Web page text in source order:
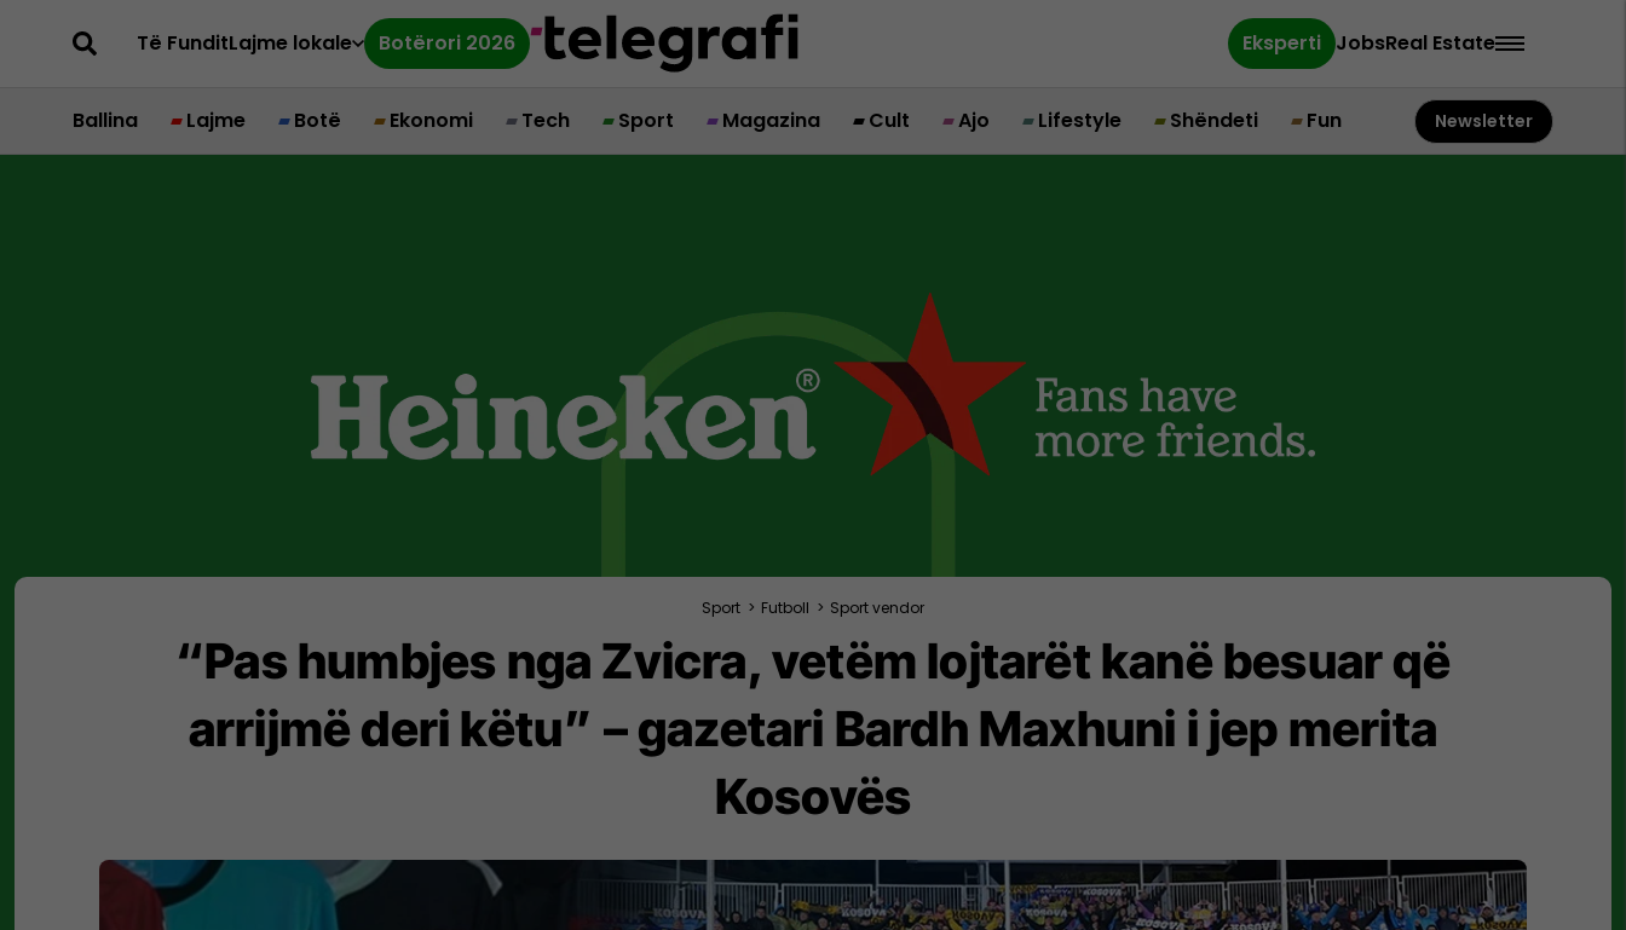
Të FunditLajme lokale Botërori 2026 Eksperti JobsReal Estate
Ballina Lajme Botë Ekonomi Tech Sport Magazina Cult Ajo Lifestyle Shëndeti Fun Newsletter
Sport > Futboll > Sport vendor
“Pas humbjes nga Zvicra, vetëm lojtarët kanë besuar që
arrijmë deri këtu” – gazetari Bardh Maxhuni i jep merita
Kosovës